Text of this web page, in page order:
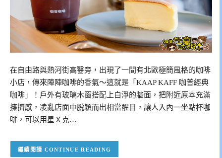
在自由路與熱河街高醫旁，出現了一間有北歐極簡風格的咖啡
小店，傳來陣陣咖啡的香氣～這就是「KAAP KAFF 咖普經典
咖啡」！戶外有玻璃木窗搭配上白淨的牆面，把附近原本充滿
擁擠感，凌亂店面中脫穎而出相當醒目，讓人入內一坐點杯咖
啡，可以用星Ｘ克…
CONTINUE READING